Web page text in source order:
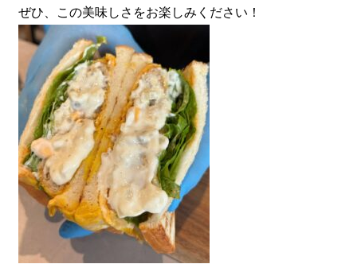
ぜひ、この美味しさをお楽しみください！